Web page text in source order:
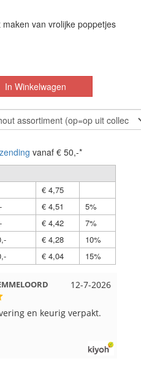
van vrolijke poppetjes
vanaf € 50,-*
€ 4,75
€ 4,51
5%
€ 4,42
7%
€ 4,28
10%
€ 4,04 15%
2026 Nell uit Beuningen
Goed verpakt en